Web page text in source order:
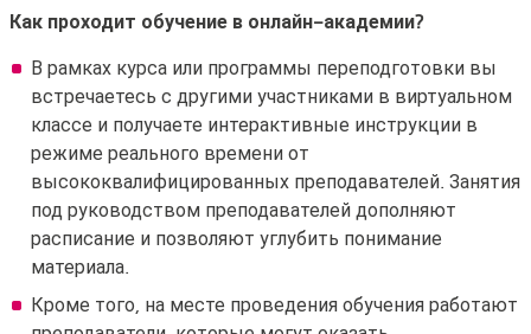
Как проходит обучение в онлайн-академии?
В рамках курса или программы переподготовки вы
встречаетесь с другими участниками в виртуальном
классе и получаете интерактивные инструкции в
режиме реального времени от
высококвалифицированных преподавателей. Занятия
под руководством преподавателей дополняют
расписание и позволяют углубить понимание
материала.
Кроме того, на месте проведения обучения работают